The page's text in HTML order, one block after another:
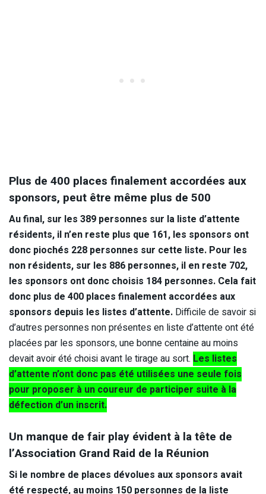
Plus de 400 places finalement accordées aux
sponsors, peut être même plus de 500
Au final, sur les 389 personnes sur la liste d’attente
résidents, il n’en reste plus que 161, les sponsors ont
donc piochés 228 personnes sur cette liste. Pour les
non résidents, sur les 886 personnes, il en reste 702,
les sponsors ont donc choisis 184 personnes. Cela fait
donc plus de 400 places finalement accordées aux
sponsors depuis les listes d’attente. Difficile de savoir si
d’autres personnes non présentes en liste d’attente ont été
placées par les sponsors, une bonne centaine au moins
devait avoir été choisi avant le tirage au sort. Les listes
d’attente n’ont donc pas été utilisées une seule fois
pour proposer à un coureur de participer suite à la
défection d’un inscrit.
Un manque de fair play évident à la tête de
l’Association Grand Raid de la Réunion
Si le nombre de places dévolues aux sponsors avait
été respecté, au moins 150 personnes de la liste